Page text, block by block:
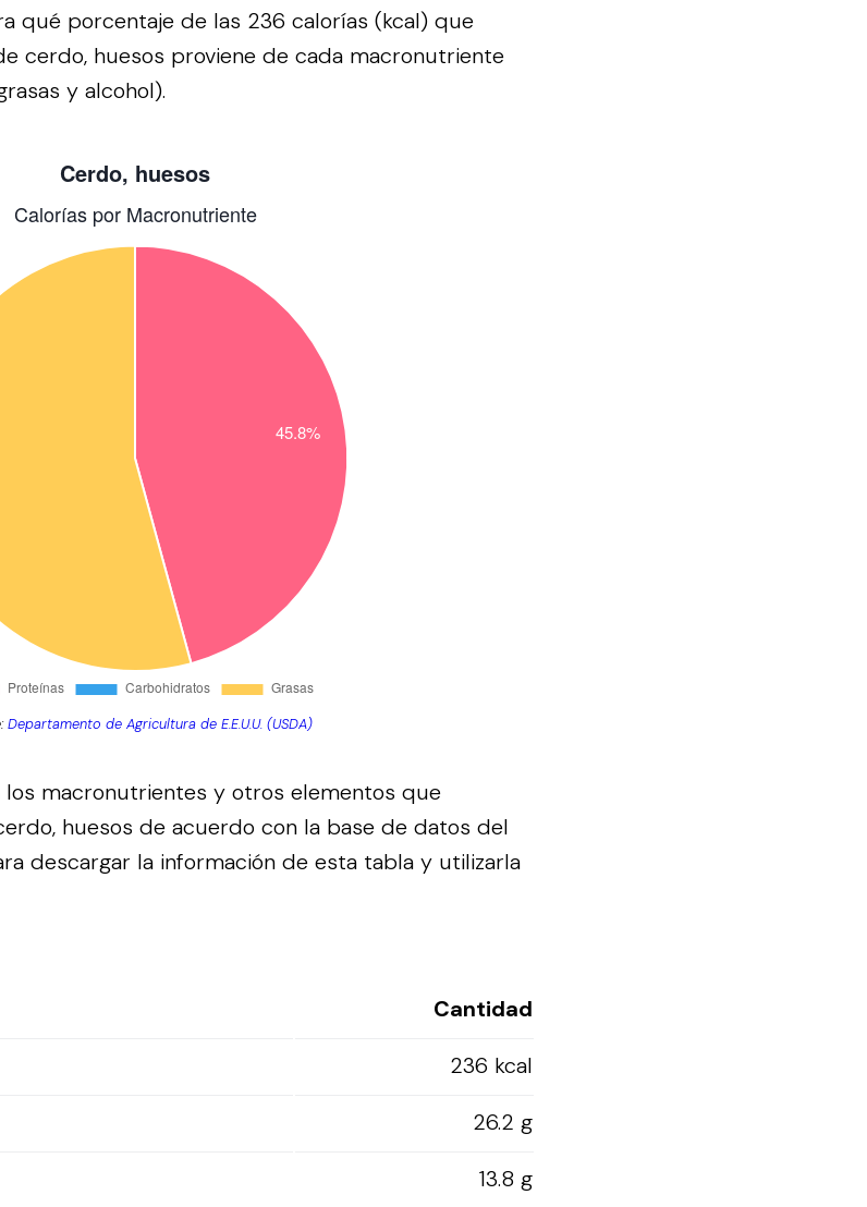
qué porcentaje de las 236 calorías (kcal) que
cerdo, huesos proviene de cada macronutriente
y alcohol).
Departamento de Agricultura de E.E.U.U. (USDA)
macronutrientes y otros elementos que
huesos de acuerdo con la base de datos del
descargar la información de esta tabla y utilizarla
Cantidad
236 kcal
26.2 g
13.8 g